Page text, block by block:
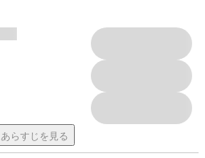
あらすじを見る